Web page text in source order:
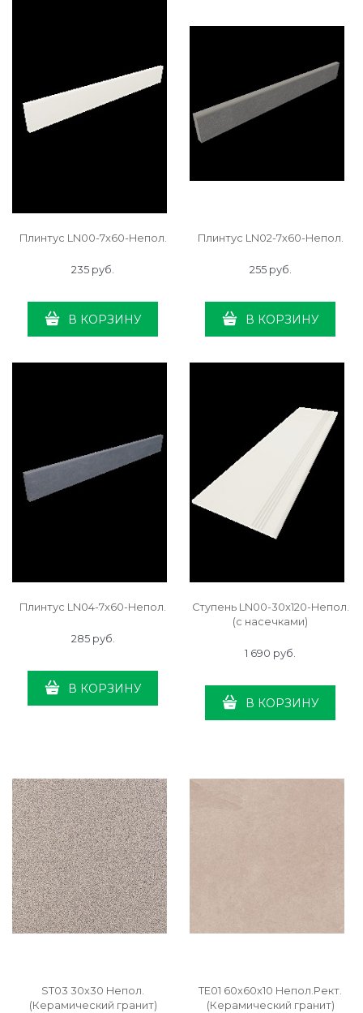
Плинтус LN00-7x60-Непол.
235 руб.
В КОРЗИНУ
Плинтус LN02-7x60-Непол.
255 руб.
В КОРЗИНУ
Плинтус LN04-7x60-Непол.
285 руб.
В КОРЗИНУ
Ступень LN00-30x120-Непол.
(с насечками)
1 690 руб.
В КОРЗИНУ
ST03 30x30 Непол.
(Керамический гранит)
TE01 60x60x10 Непол.Рект.
(Керамический гранит)